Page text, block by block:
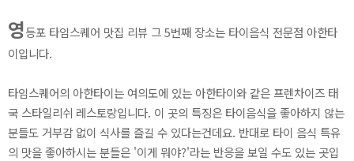
영등포 타임스퀘어 맛집 리뷰 그 5번째 장소는 타이음식 전문점 아한타
이입니다.
타임스퀘어의 아한타이는 여의도에 있는 아한타이와 같은 프렌차이즈 태
국 스타일리쉬 레스토랑입니다. 이 곳의 특징은 타이음식을 좋아하지 않는
분들도 거부감 없이 식사를 즐길 수 있다는건데요. 반대로 타이 음식 특유
의 맛을 좋아하시는 분들은 '이게 뭐야?'라는 반응을 보일 수도 있는 곳입